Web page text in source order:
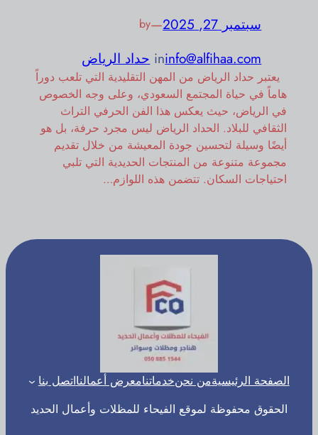
سبتمبر 27, 2025 —
by
info@alfihaa.com
in حداد الرياض
يعتبر حداد الرياض من المهن التقليدية التي تلعب دوراً
هاماً في حياة المجتمع السعودي، وعلى وجه الخصوص
في الرياض، حيث يعكس هذا الفن الحرفي التراث
الثقافي للبلاد. الحداد الرياض ليس مجرد حرفة، بل هو
أيضًا وسيلة لتحسين جودة المعيشة من خلال تقديم
مجموعة متنوعة من المنتجات الحديدية التي تلبي
احتياجات السكان. تتضمن هذه اللوازم…
الصفحة الرئيسيةمن نحنخدماتنامعرض أعمالنااتصل بنا
الحقوق محفوظة لموقع الفيحاء للمظلات وأعمال الحديد